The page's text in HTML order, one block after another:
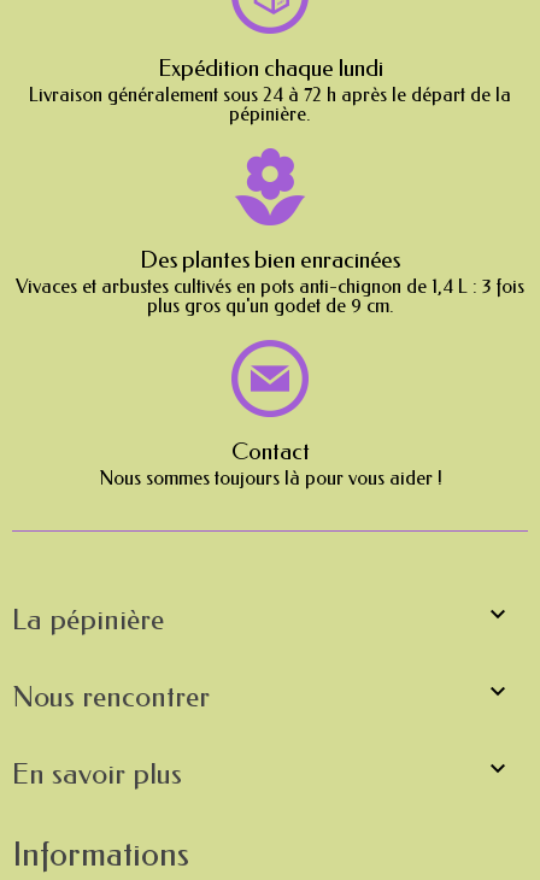
Expédition chaque lundi
Livraison généralement sous 24 à 72 h après le départ de la
pépinière.
Des plantes bien enracinées
Vivaces et arbustes cultivés en pots anti-chignon de 1,4 L : 3 fois
plus gros qu'un godet de 9 cm.
Contact
Nous sommes toujours là pour vous aider !
La pépinière 
Nous rencontrer 
En savoir plus 
Informations